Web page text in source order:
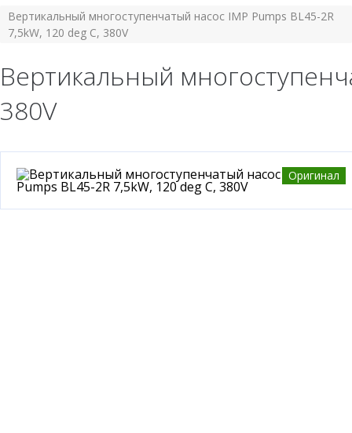
Вертикальный многоступенчатый насос IMP Pumps BL45-2R
7,5kW, 120 deg C, 380V
Вертикальный
380V
Оригинал